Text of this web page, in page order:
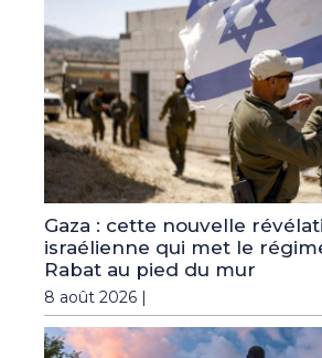
Gaza : cette nouvelle
israélienne qui met le
Rabat au pied du mur
8 août 2026 |